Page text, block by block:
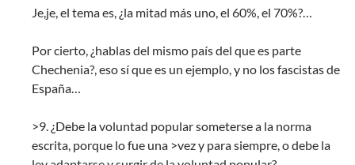
Je,je, el tema es, ¿la mitad más uno, el 60%, el 70%?…
Por cierto, ¿hablas del mismo país del que es parte
Chechenia?, eso sí que es un ejemplo, y no los fascistas de
España…
>9. ¿Debe la voluntad popular someterse a la norma
escrita, porque lo fue una >vez y para siempre, o debe la